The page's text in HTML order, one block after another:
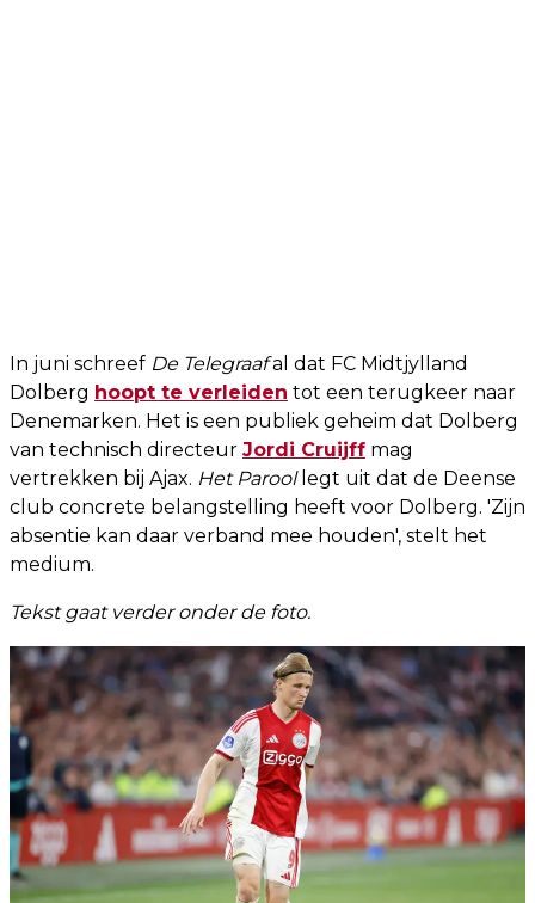
In juni schreef De Telegraafal dat FC Midtjylland
Dolberg hoopt te verleiden tot een terugkeer naar
Denemarken. Het is een publiek geheim dat Dolberg
van technisch directeur Jordi Cruijff mag
vertrekken bij Ajax. Het Paroollegt uit dat de Deense
club concrete belangstelling heeft voor Dolberg. 'Zijn
absentie kan daar verband mee houden', stelt het
medium.
Tekst gaat verder onder de foto.